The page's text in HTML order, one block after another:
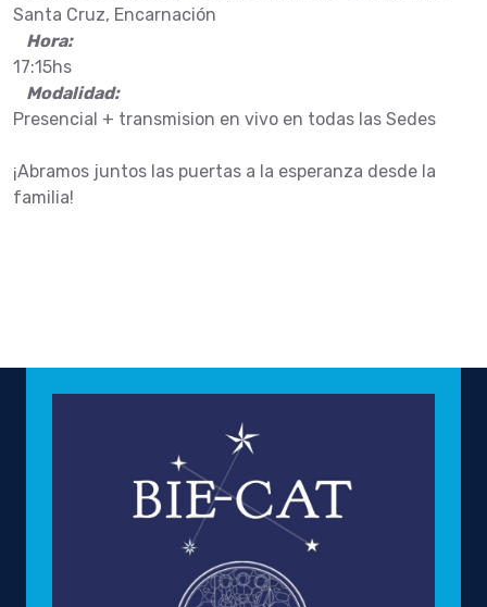
Santa Cruz, Encarnación
Hora:
17:15hs
Modalidad:
Presencial + transmision en vivo en todas las Sedes
¡Abramos juntos las puertas a la esperanza desde la
familia!